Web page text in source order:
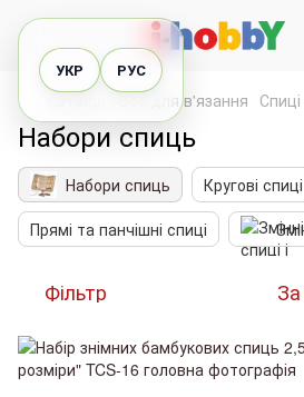
УКР РУС
Все для в'язання
Набори спиць
Набори спиць
Кругові спиці
Прямі та панчішні спиці
Фільтр